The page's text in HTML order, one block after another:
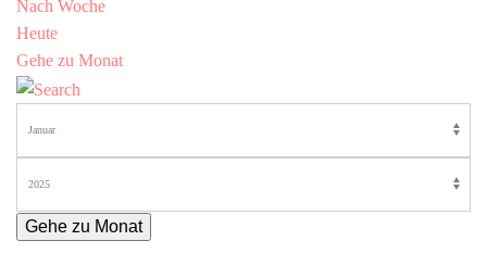
Nach Woche
Heute
Gehe zu Monat
Gehe zu Monat